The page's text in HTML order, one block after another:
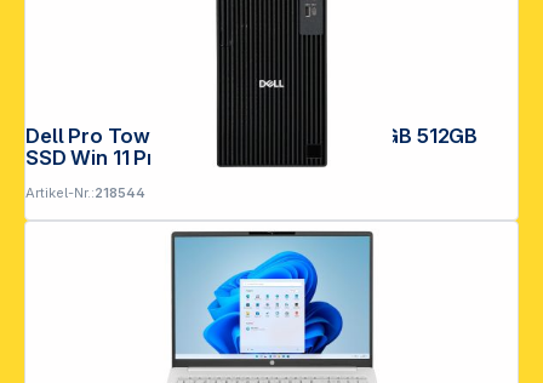
Dell Pro Tower Plus QBT1250 CU 7 16GB 512GB
SSD Win 11 Pro
Artikel-Nr.:218544
Folgen Sie uns auf